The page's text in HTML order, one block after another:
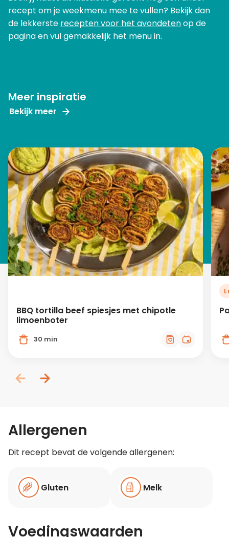
recept om je weekmenu mee te vullen? Bekijk dan
de lekkerste recepten voor het avondetenop de
pagina en vul gemakkelijk het menu in.
Meer inspiratie
Bekijk meer
BBQ tortilla beef spiesjes met chipotle
limoenboter
30 min
Allergenen
Dit recept bevat de volgende allergenen:
Gluten Melk
Voedingswaarden